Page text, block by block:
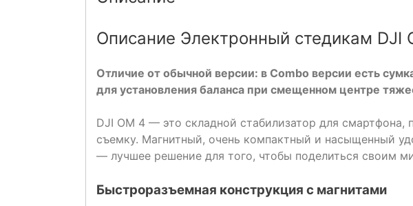
Описание Электронный стедикам DJI
Отличие от обычной версии: в Combo версии есть
для установления баланса при смещенном центре
DJI OM 4 — это складной стабилизатор для
съемку. Магнитный, очень компактный и насыщенный
— лучшее решение для того, чтобы поделиться своим
Быстроразъемная конструкция с магнитами